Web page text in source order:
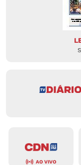
AO VIVO